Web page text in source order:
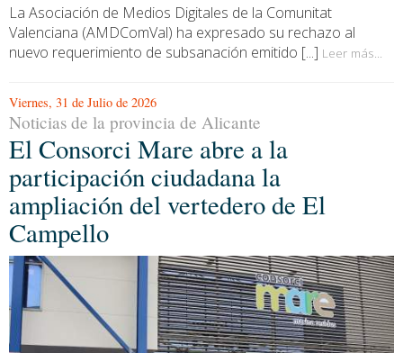
La Asociación de Medios Digitales de la Comunitat
Valenciana (AMDComVal) ha expresado su rechazo al
nuevo requerimiento de subsanación emitido [...] Leer más...
Viernes, 31 de Julio de 2026
Noticias de la provincia de Alicante
El Consorci Mare abre a la
participación ciudadana la
ampliación del vertedero de El
Campello